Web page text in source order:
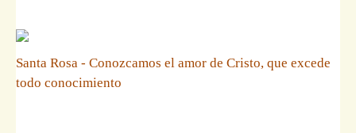
Santa Rosa - Conozcamos el amor de Cristo, que excede
todo conocimiento